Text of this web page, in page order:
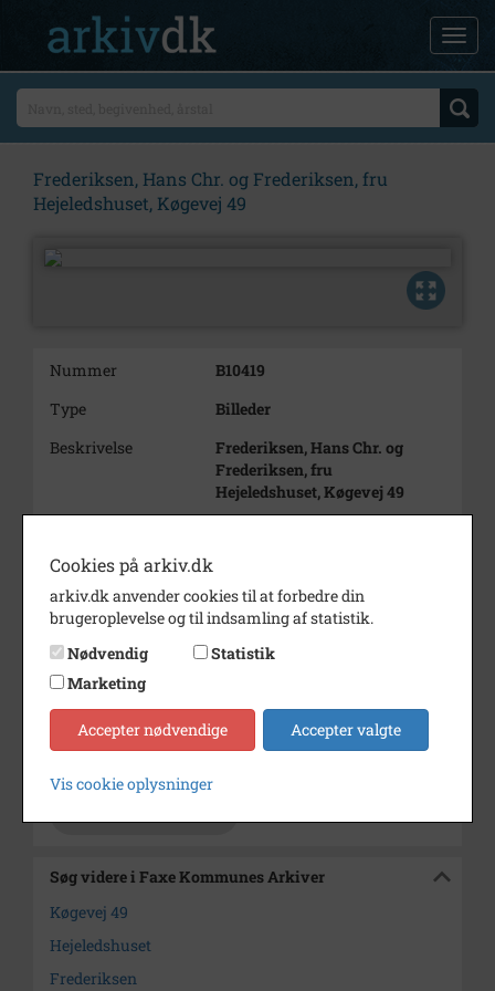
Frederiksen, Hans Chr. og Frederiksen, fru
Hejeledshuset, Køgevej 49
Nummer
B10419
Type
Billeder
Beskrivelse
Frederiksen, Hans Chr. og
Frederiksen, fru
Hejeledshuset, Køgevej 49
Dateringsnote
Fotograf
Ukendt
Se på kort
Type
Enhed
Freerslev Sogn (1000-2050)
Søg videre i Faxe Kommunes Arkiver
Køgevej 49
Hejeledshuset
Frederiksen
Cookies på arkiv.dk
arkiv.dk anvender cookies til at forbedre din
brugeroplevelse og til indsamling af statistik.
Nødvendig
Statistik
Marketing
Accepter nødvendige Accepter valgte
Vis cookie oplysninger